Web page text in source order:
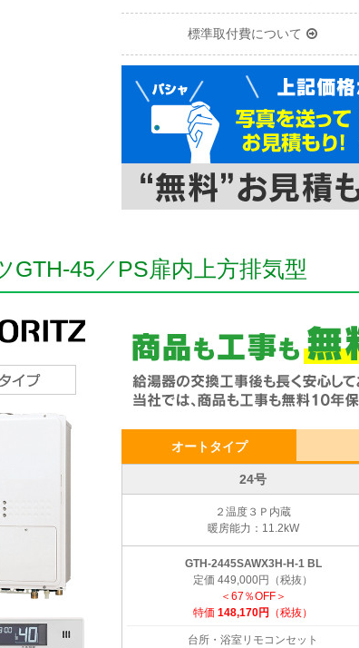
標準取付費について
GTH-45／PS扉内上方排気型
オートタイプ
24号
２温度３Ｐ内蔵
暖房能力：11.2kW
GTH-2445SAWX3H-H-1 BL
定価 449,000円（税抜）
＜67％OFF＞
特価 148,170円 （税抜）
台所・浴室リモコンセット